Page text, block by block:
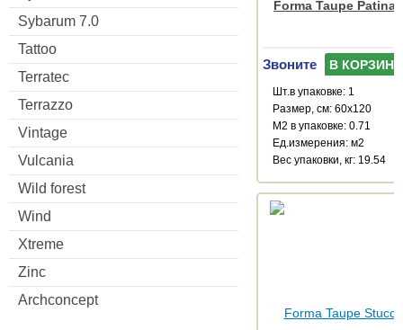
Sybarum 7.0
Tattoo
Terratec
Terrazzo
Vintage
Vulcania
Wild forest
Wind
Xtreme
Zinc
Archconcept
Forma Taupe
Звоните В КОРЗИНУ
Шт.в упаковке: 1
Размер, см: 60x120
М2 в упаковке: 0.71
Ед.измерения: м2
Веc упаковки, кг: 19.54